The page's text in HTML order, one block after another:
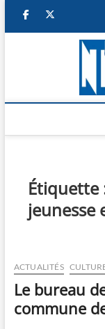
facebook
Étiquette
jeunesse
ACTUALITÉS
Le bureau
commune